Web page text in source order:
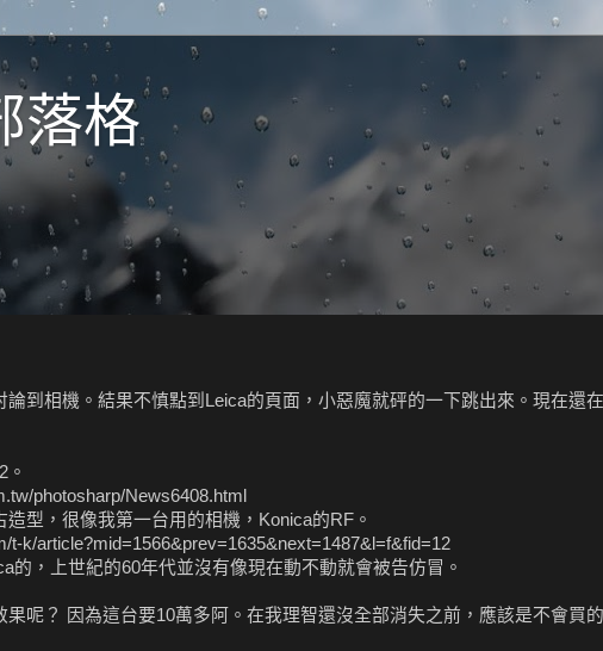
落格
論到相機。結果不慎點到Leica的頁面，小惡魔就砰的一下跳出來。現在還
photosharp/News6408.html
型，很像我第一台用的相機，Konica的RF。
t-k/article?mid=1566&prev=1635&next=1487&l=f&fid=12
的，上世紀的60年代並沒有像現在動不動就會被告仿冒。
呢？ 因為這台要10萬多阿。在我理智還沒全部消失之前，應該是不會買的